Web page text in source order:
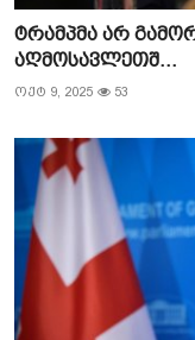
ტრამპმა არ
აღმოსავლეთშ...
ოქტ 9, 2025 53